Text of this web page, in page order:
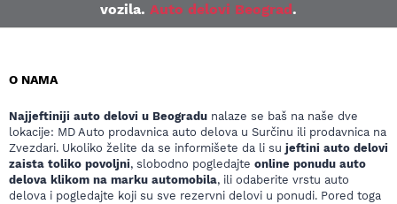
vozila. Auto delovi Beograd.
O NAMA
Najjeftiniji auto delovi u Beogradu nalaze se baš na naše dve
lokacije: MD Auto prodavnica auto delova u Surčinu ili prodavnica na
Zvezdari. Ukoliko želite da se informišete da li su jeftini auto delovi
zaista toliko povoljni, slobodno pogledajte online ponudu auto
delova klikom na marku automobila, ili odaberite vrstu auto
delova i pogledajte koji su sve rezervni delovi u ponudi. Pored toga